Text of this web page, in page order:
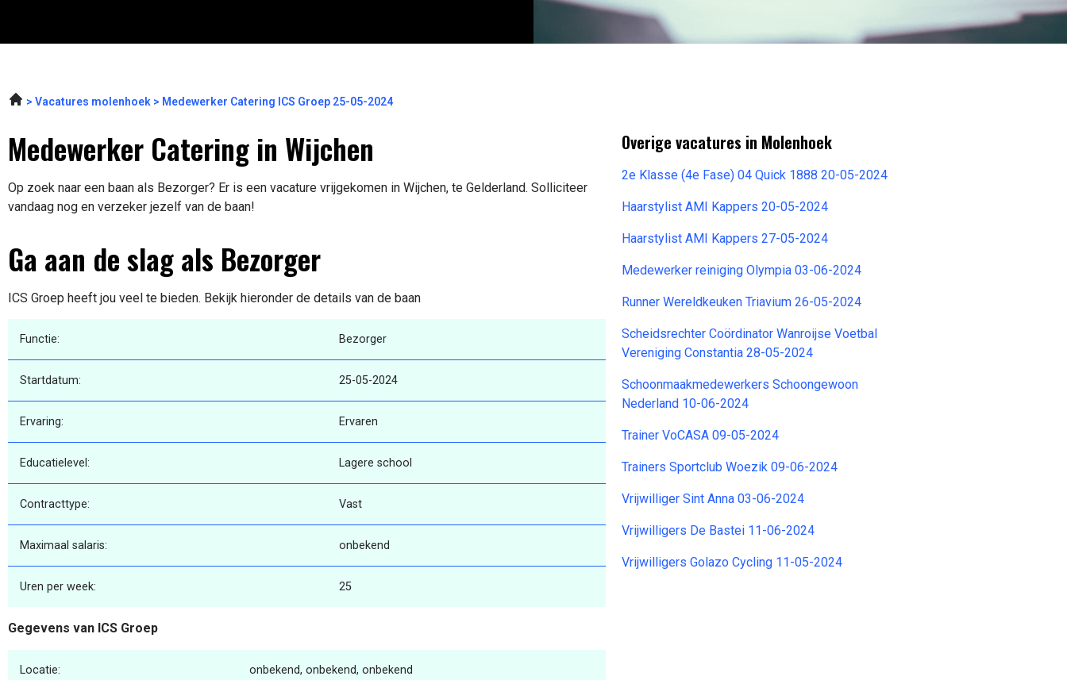
Vacatures molenhoek Medewerker Catering ICS Groep 25-05-2024
Medewerker Catering in Wijchen
Op zoek naar een baan als Bezorger? Er is een vacature vrijgekomen in Wijchen, te Gelderland. Solliciteer
vandaag nog en verzeker jezelf van de baan!
Ga aan de slag als Bezorger
ICS Groep heeft jou veel te bieden. Bekijk hieronder de details van de baan
Functie: Bezorger
Startdatum: 25-05-2024
Ervaring: Ervaren
Educatielevel: Lagere school
Contracttype: Vast
Maximaal salaris: onbekend
Uren per week: 25
Gegevens van ICS Groep
Locatie: onbekend, onbekend, onbekend
Overige vacatures in Molenhoek
2e Klasse (4e Fase) 04 Quick 1888 20-05-2024
Haarstylist AMI Kappers 20-05-2024
Haarstylist AMI Kappers 27-05-2024
Medewerker reiniging Olympia 03-06-2024
Runner Wereldkeuken Triavium 26-05-2024
Scheidsrechter Coördinator Wanroijse Voetbal
Vereniging Constantia 28-05-2024
Schoonmaakmedewerkers Schoongewoon
Nederland 10-06-2024
Trainer VoCASA 09-05-2024
Trainers Sportclub Woezik 09-06-2024
Vrijwilliger Sint Anna 03-06-2024
Vrijwilligers De Bastei 11-06-2024
Vrijwilligers Golazo Cycling 11-05-2024